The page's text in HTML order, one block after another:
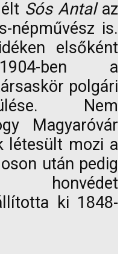
Sós Antal az
népművész is.
elsőként
ben a
polgári
Nem
Magyaróvár
létesült mozi a
után pedig
ki 1848-